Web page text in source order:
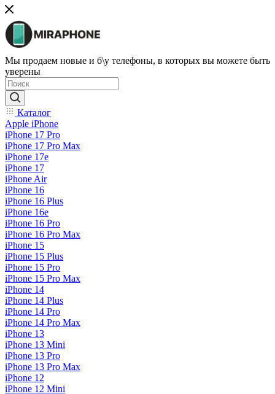
Мы продаем новые и б\у телефоны, в которых вы можете быть
уверены
Каталог
Apple iPhone
iPhone 17 Pro
iPhone 17 Pro Max
iPhone 17e
iPhone 17
iPhone Air
iPhone 16
iPhone 16 Plus
iPhone 16e
iPhone 16 Pro
iPhone 16 Pro Max
iPhone 15
iPhone 15 Plus
iPhone 15 Pro
iPhone 15 Pro Max
iPhone 14
iPhone 14 Plus
iPhone 14 Pro
iPhone 14 Pro Max
iPhone 13
iPhone 13 Mini
iPhone 13 Pro
iPhone 13 Pro Max
iPhone 12
iPhone 12 Mini